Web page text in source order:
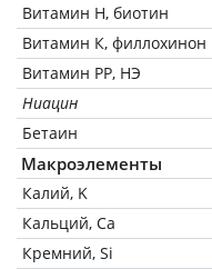
Витамин Н, биотин
Витамин К, филлохинон
Витамин РР, НЭ
Ниацин
Бетаин
Макроэлементы
Калий, K
Кальций, Ca
Кремний, Si